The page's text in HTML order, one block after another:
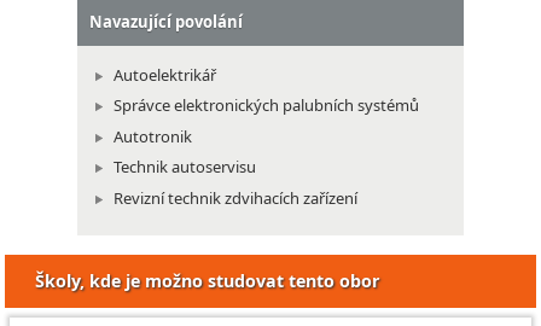
Navazující povolání
Autoelektrikář
Správce elektronických palubních systémů
Autotronik
Technik autoservisu
Revizní technik zdvihacích zařízení
Školy, kde je možno studovat tento obor